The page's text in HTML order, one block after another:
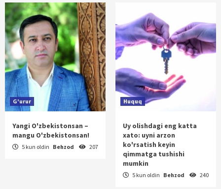
G'urur
Yangi O'zbekistonsan –
mangu O'zbekistonsan!
5 kun oldin Behzod 207
Huquq
Uy olishdagi eng katta
xato: uyni arzon
ko'rsatish keyin
qimmatga tushishi
mumkin
5 kun oldin Behzod 240